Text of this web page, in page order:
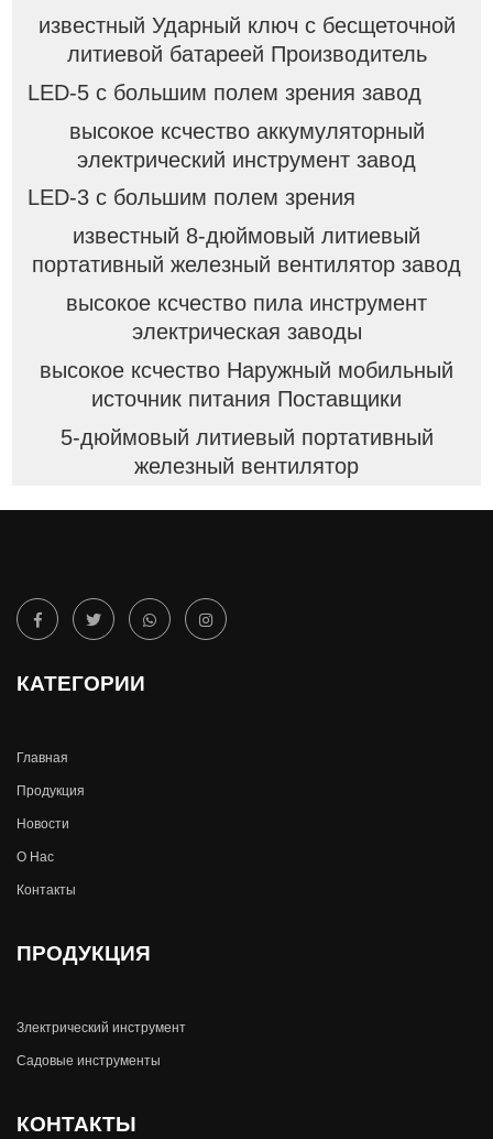
известный Ударный ключ с бесщеточной
литиевой батареей Производитель
LED-5 с большим полем зрения завод
высокое ксчество аккумуляторный
электрический инструмент завод
LED-3 с большим полем зрения
известный 8-дюймовый литиевый
портативный железный вентилятор завод
высокое ксчество пила инструмент
электрическая заводы
высокое ксчество Наружный мобильный
источник питания Поставщики
5-дюймовый литиевый портативный
железный вентилятор
КАТЕГОРИИ
Главная
Продукция
Новости
О Hас
Контакты
ПРОДУКЦИЯ
Злектрический инструмент
Садовые инструменты
КОНТАКТЫ